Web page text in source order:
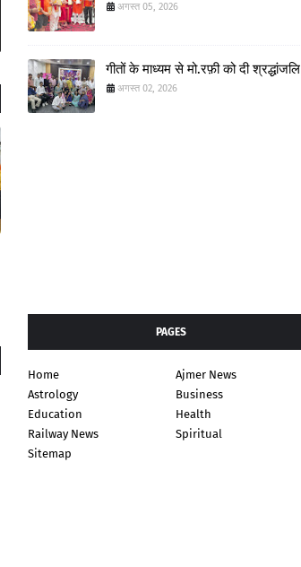
अगस्त 05, 2026
गीतों के माध्यम से मो.रफ़ी को दी श्रद्धांजलि
अगस्त 02, 2026
PAGES
Home
Ajmer News
Astrology
Business
Education
Health
Railway News
Spiritual
Sitemap